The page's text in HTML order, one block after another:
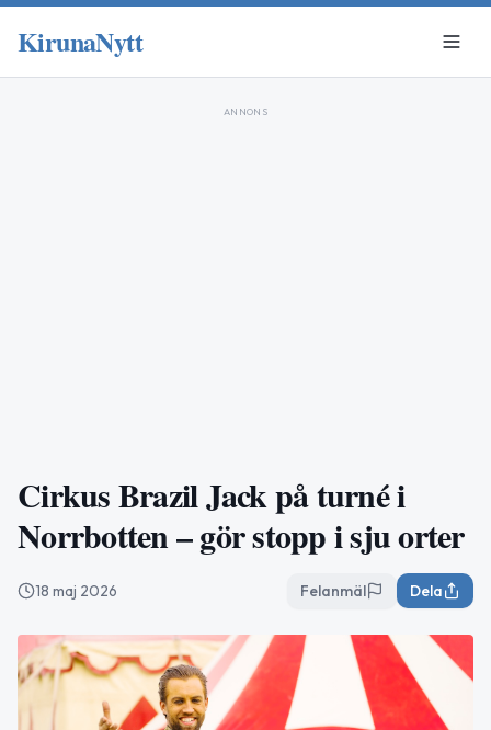
KirunaNytt
ANNONS
Cirkus Brazil Jack på turné i
Norrbotten – gör stopp i sju orter
18 maj 2026 Felanmäl Dela